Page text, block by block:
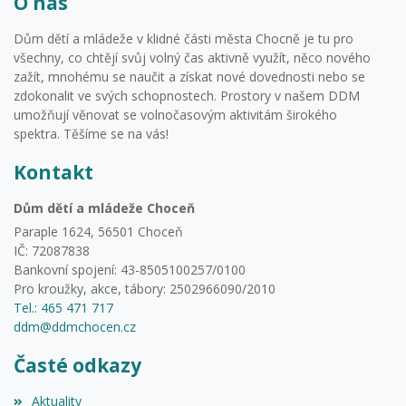
Dům dětí a mládeže v klidné části města Chocně je tu pro
všechny, co chtějí svůj volný čas aktivně využít, něco nového
zažít, mnohému se naučit a získat nové dovednosti nebo se
zdokonalit ve svých schopnostech. Prostory v našem DDM
umožňují věnovat se volnočasovým aktivitám širokého
spektra. Těšíme se na vás!
Kontakt
Dům dětí a mládeže Choceň
Paraple 1624, 56501 Choceň
IČ: 72087838
Bankovní spojení: 43-8505100257/0100
Pro kroužky, akce, tábory: 2502966090/2010
Tel.: 465 471 717
ddm@ddmchocen.cz
Časté odkazy
Aktuality